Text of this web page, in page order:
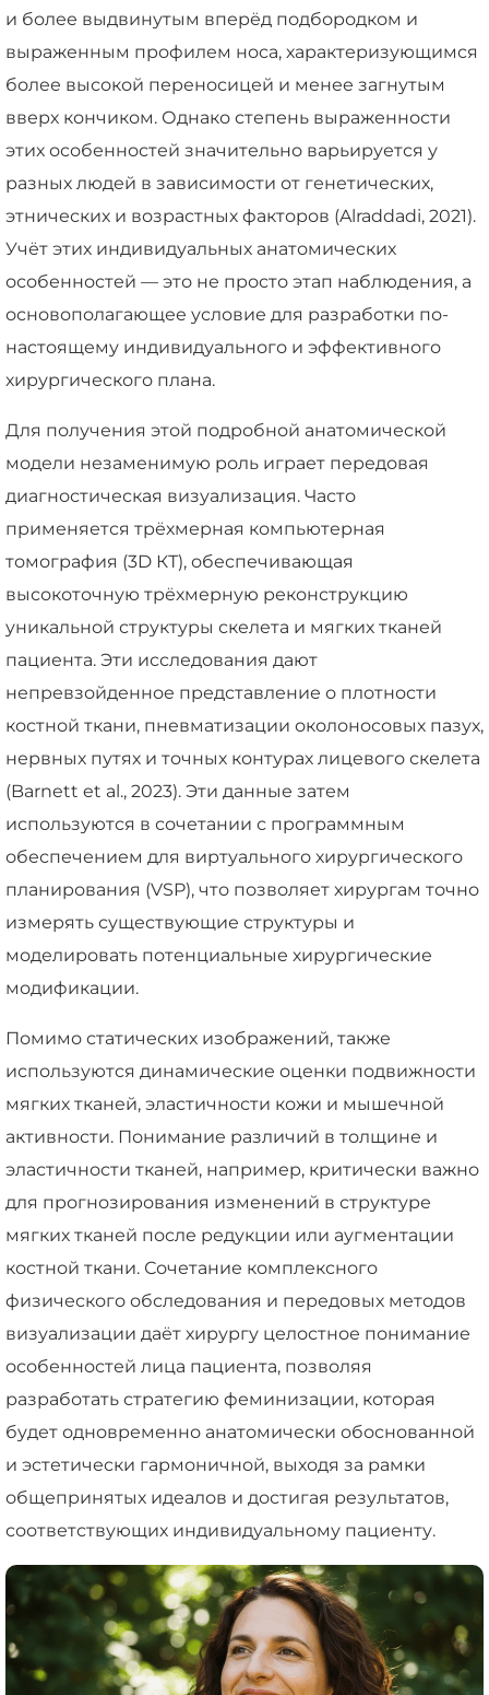
и более выдвинутым вперёд подбородком и
выраженным профилем носа, характеризующимся
более высокой переносицей и менее загнутым
вверх кончиком. Однако степень выраженности
этих особенностей значительно варьируется у
разных людей в зависимости от генетических,
этнических и возрастных факторов (Alraddadi, 2021).
Учёт этих индивидуальных анатомических
особенностей — это не просто этап наблюдения, а
основополагающее условие для разработки по-
настоящему индивидуального и эффективного
хирургического плана.
Для получения этой подробной анатомической
модели незаменимую роль играет передовая
диагностическая визуализация. Часто
применяется трёхмерная компьютерная
томография (3D КТ), обеспечивающая
высокоточную трёхмерную реконструкцию
уникальной структуры скелета и мягких тканей
пациента. Эти исследования дают
непревзойденное представление о плотности
костной ткани, пневматизации околоносовых пазух,
нервных путях и точных контурах лицевого скелета
(Barnett et al., 2023). Эти данные затем
используются в сочетании с программным
обеспечением для виртуального хирургического
планирования (VSP), что позволяет хирургам точно
измерять существующие структуры и
моделировать потенциальные хирургические
модификации.
Помимо статических изображений, также
используются динамические оценки подвижности
мягких тканей, эластичности кожи и мышечной
активности. Понимание различий в толщине и
эластичности тканей, например, критически важно
для прогнозирования изменений в структуре
мягких тканей после редукции или аугментации
костной ткани. Сочетание комплексного
физического обследования и передовых методов
визуализации даёт хирургу целостное понимание
особенностей лица пациента, позволяя
разработать стратегию феминизации, которая
будет одновременно анатомически обоснованной
и эстетически гармоничной, выходя за рамки
общепринятых идеалов и достигая результатов,
соответствующих индивидуальному пациенту.